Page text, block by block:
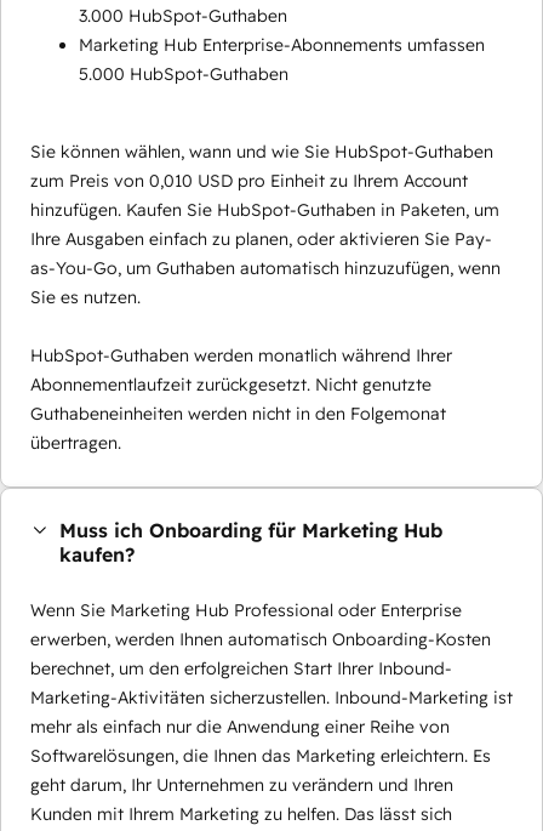
3.000 HubSpot-Guthaben
Marketing Hub Enterprise-Abonnements umfassen
5.000 HubSpot-Guthaben
Sie können wählen, wann und wie Sie HubSpot-Guthaben
zum Preis von 0,010 USD pro Einheit zu Ihrem Account
hinzufügen. Kaufen Sie HubSpot-Guthaben in Paketen, um
Ihre Ausgaben einfach zu planen, oder aktivieren Sie Pay-
as-You-Go, um Guthaben automatisch hinzuzufügen, wenn
Sie es nutzen.
HubSpot-Guthaben werden monatlich während Ihrer
Abonnementlaufzeit zurückgesetzt. Nicht genutzte
Guthabeneinheiten werden nicht in den Folgemonat
übertragen.
Muss ich Onboarding für Marketing Hub
kaufen?
Wenn Sie Marketing Hub Professional oder Enterprise
erwerben, werden Ihnen automatisch Onboarding-Kosten
berechnet, um den erfolgreichen Start Ihrer Inbound-
Marketing-Aktivitäten sicherzustellen. Inbound-Marketing ist
mehr als einfach nur die Anwendung einer Reihe von
Softwarelösungen, die Ihnen das Marketing erleichtern. Es
geht darum, Ihr Unternehmen zu verändern und Ihren
Kunden mit Ihrem Marketing zu helfen. Das lässt sich